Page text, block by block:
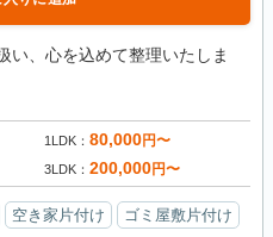
い、心を込めて整理いたしま
1LDK 80,000円〜
3LDK 200,000円〜
空き家片付け
ゴミ屋敷片付け